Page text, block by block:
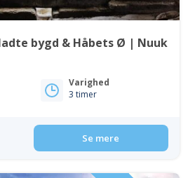
bygd & Håbets Ø | Nuuk
Varighed
3 timer
Se mere